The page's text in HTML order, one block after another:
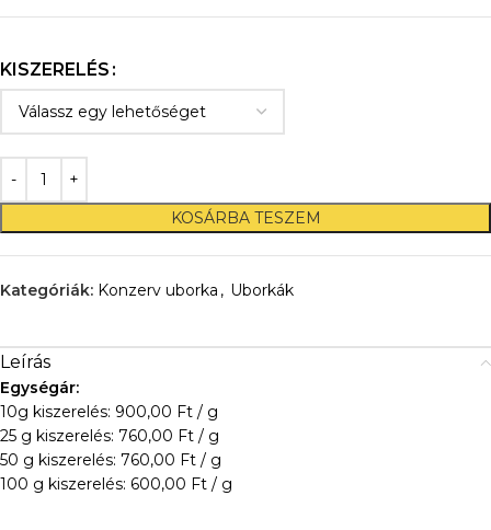
KISZERELÉS
KOSÁRBA TESZEM
Kategóriák: Konzerv uborka , Uborkák
Leírás
Egységár:
10g kiszerelés: 900,00 Ft / g
25 g kiszerelés: 760,00 Ft / g
50 g kiszerelés: 760,00 Ft / g
100 g kiszerelés: 600,00 Ft / g